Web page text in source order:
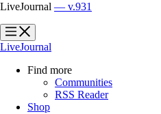
LiveJournal — v.931
?
?
LiveJournal
Find more
Communities
RSS Reader
Shop